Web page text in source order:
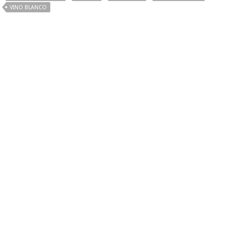
VINO BLANCO